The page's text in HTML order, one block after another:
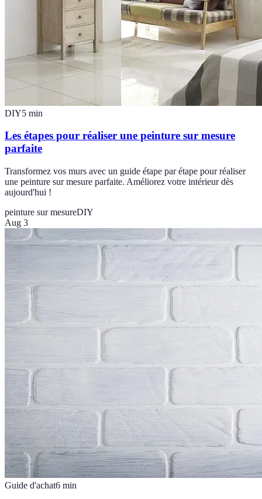
DIY5 min
Les étapes pour réaliser une peinture sur mesure
parfaite
Transformez vos murs avec un guide étape par étape pour réaliser
une peinture sur mesure parfaite. Améliorez votre intérieur dès
aujourd'hui !
peinture sur mesureDIY
Aug 3
Guide d'achat6 min